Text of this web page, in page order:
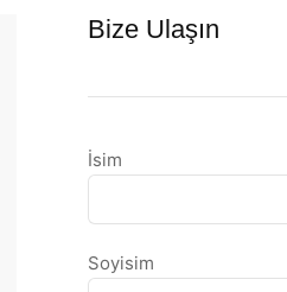
Bize Ulaşın
İsim
Soyisim